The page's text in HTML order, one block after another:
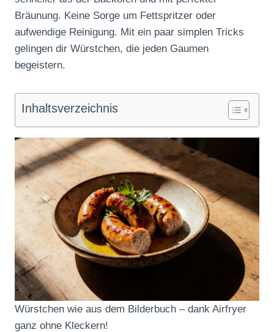
Bräunung. Keine Sorge um Fettspritzer oder
aufwendige Reinigung. Mit ein paar simplen Tricks
gelingen dir Würstchen, die jeden Gaumen
begeistern.
Inhaltsverzeichnis
Würstchen wie aus dem Bilderbuch – dank Airfryer
ganz ohne Kleckern!